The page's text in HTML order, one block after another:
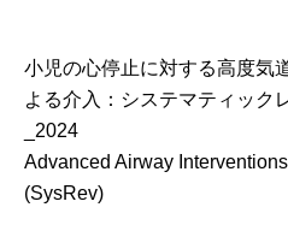
小児の心停止に対する高度気
よる介入：システマティック
_2024
Advanced Airway
(SysRev)